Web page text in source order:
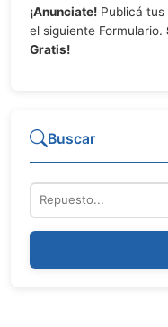
¡Anunciate! Publicá
el siguiente Formulario.
Gratis!
Buscar
Repuesto